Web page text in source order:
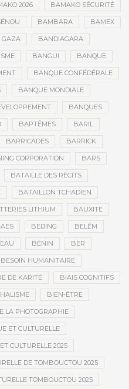
2026 BAMAKO SÉCURITÉ
BAMBARA BAMEX
GAZA BANDIAGARA
BANGUI BANQUE
BANQUE CONFÉDÉRALE
BANQUE MONDIALE
BANQUES
BAPTÊMES BARIL
BARRICADES BARRICK
CORPORATION BARS
BATAILLE DES RÉCITS
BATAILLON TCHADIEN
LITHIUM BAUXITE
BEIJING BELÉM
BÉNIN BER
BESOIN HUMANITAIRE
DE KARITÉ BIAIS COGNITIFS
BIEN-ÊTRE
LA PHOTOGRAPHIE
ET CULTURELLE
CULTURELLE 2025
DE TOMBOUCTOU 2025
TOMBOUCTOU 2025